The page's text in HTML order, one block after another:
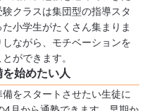
クラスは集団型の指導スタ
小学生がたくさん集まりま
ながら、モチベーションを
ができます。
始めたい人
をスタートさせたい生徒に